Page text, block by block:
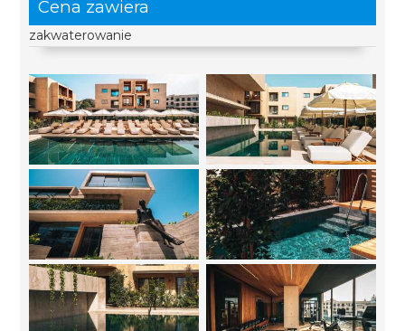
Cena zawiera
zakwaterowanie